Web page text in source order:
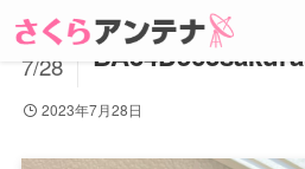
BA34D563sakura
2023
7/28
2023年7月28日